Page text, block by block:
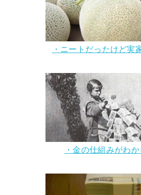
・ニートだったけど実
・金の仕組みがわ